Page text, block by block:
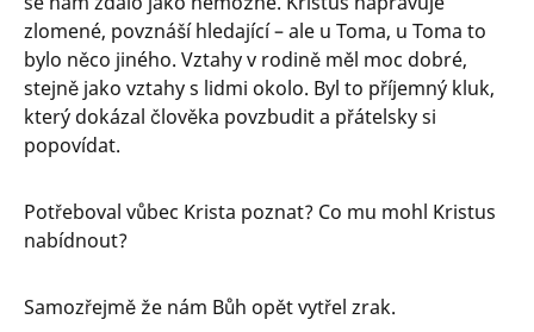
zlomené, povznáší hledající – ale u Toma, u Toma to
bylo něco jiného. Vztahy v rodině měl moc dobré,
stejně jako vztahy s lidmi okolo. Byl to příjemný kluk,
který dokázal člověka povzbudit a přátelsky si
popovídat.
Potřeboval vůbec Krista poznat? Co mu mohl Kristus
nabídnout?
Samozřejmě že nám Bůh opět vytřel zrak.